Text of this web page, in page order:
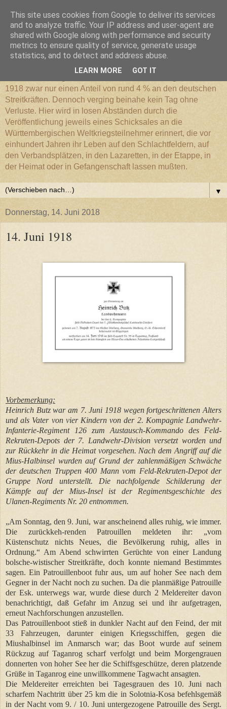
Württembergischer
Weltkriegs-Blog
1918 zwar nur einen Anteil von rund 4 % an den deutschen
Streitkräften. Dennoch verging beinahe kein Tag ohne
Verluste. Hier wird in losen Abständen durch die
Veröffentlichung jeweils eines Schicksales an die
Württembergischen Weltkriegsteilnehmer erinnert, die vor
einhundert Jahren ihr Leben auf den Schlachtfeldern, auf
den Verbandsplätzen, in den Lazaretten, in der Etappe, in
der Heimat oder in Gefangenschaft lassen mußten.
▼
Donnerstag, 14. Juni 2018
14. Juni 1918
Vorbemerkung:
Heinrich Butz war am 7. Juni 1918 wegen fortgeschrittenen Alters
und als Vater von vier Kindern von der 2. Kompagnie Landwehr-
Infanterie-Regiment 126 zum Austausch-Kommando des Feld-
Rekruten-Depots der 7. Landwehr-Division versetzt worden und
zur Rückkehr in die Heimat vorgesehen. Nach dem Angriff auf die
Mius-Halbinsel wurden auf Grund der zahlenmäßigen Schwäche
der deutschen Truppen 400 Mann vom Feld-Rekruten-Depot der
Gruppe Nord unterstellt. Die nachfolgende Schilderung der
Kämpfe auf der Mius-Insel ist der Regimentsgeschichte des
Ulanen-Regiments Nr. 20 entnommen.
„Am Sonntag, den 9. Juni, war anscheinend alles ruhig, wie immer.
Die zurückkeh-renden Patrouillen meldeten ihr: „vom
Küstenschutz nichts Neues, die Bevölkerung ruhig, alles in
Ordnung.“ Am Abend schwirrten Gerüchte von einer Landung
bolsche-wistischer Streitkräfte, doch konnte niemand Bestimmtes
sagen. Ein Patrouillenboot fuhr aus, um auf hoher See nach dem
Gegner in der Nacht noch zu suchen. Da die planmäßige Patrouille
der Esk. unterwegs war, wurde diese durch 2 Meldereiter davon
benachrichtigt, daß Gefahr im Anzug sei und ihr aufgetragen,
erneut Nachforschungen anzustellen.
Das Patrouillenboot stieß in dunkler Nacht auf den Feind, der mit
33 Fahrzeugen, darunter einigen Kriegsschiffen, gegen die
Miushalbinsel im Anmarsch war; das Boot wurde auf seinem
Rückzug auf Taganrog scharf verfolgt und beim Morgengrauen
donnerten von hoher See her die Schiffsgeschütze, deren platzende
Grüße in Taganrog eine unwillkommene Tagwacht ansagten.
Die Meldereiter erreichten bei Tagesgrauen des 10. Juni nach
scharfem Nachtritt über 25 km die in Solotnia-Kosa befehlsgemäß
in der Nacht vom 9. / 10. Juni untergezogene Patrouille des Sergt.
This site uses cookies from Google to deliver its services
and to analyze traffic. Your IP address and user-agent are
shared with Google along with performance and security
metrics to ensure quality of service, generate usage
statistics, and to detect and address abuse.
LEARN MORE GOT IT